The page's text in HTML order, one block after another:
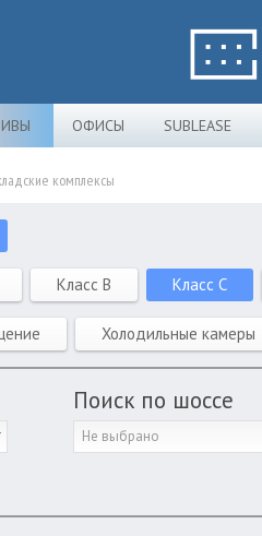
ОФИСЫ SUBLEASE
комплексы
Класс B Класс C
Холодильные камеры
Поиск по шоссе
Не выбрано